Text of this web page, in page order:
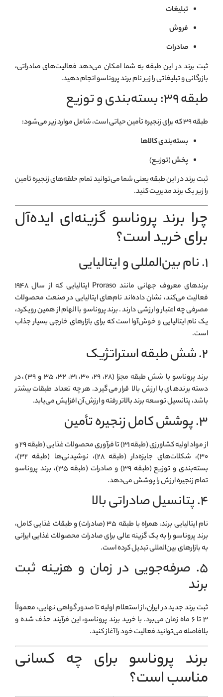
تبليغات
فروش
صادرات
ثبت برند در این طبقه به شما امکان می‌دهد فعالیت‌های صادراتی،
بازرگانی و تبلیغاتی را زیر نام برند پروناسو انجام دهید.
طبقه ۳۹: بسته‌بندی و توزیع
طبقه ۳۹ که برای زنجیره تأمین حیاتی است، شامل موارد زیر می‌شود:
بسته‌بندی کالاها
پخش(توزیع)
ثبت برند در این طبقه یعنی شما می‌توانید تمام حلقه‌های زنجیره تأمین
را زیر یک برند مدیریت کنید.
چرا برند پروناسو گزینه‌ای ایده‌آل
برای خرید است؟
۱. نام بین‌المللی و ایتالیایی
برندهای معروف جهانی مانند Proraso ایتالیایی که از سال ۱۹۴۸
فعالیت می‌کند، نشان داده‌اند نام‌های ایتالیایی در صنعت محصولات
مصرفی چه اعتبار و ارزشی دارند. برند پروناسو با الهام از همین رویکرد،
یک نام ایتالیایی و خوش‌آوا است که برای بازارهای خارجی بسیار جذاب
است.
۲. شش طبقه استراتژیک
برند پروناسو با شش طبقه مجزا (۲۸، ۲۹، ۳۰، ۳۱، ۳۲، ۳۵ و ۳۹)، در
دسته برندهای با ارزش بالا قرار می‌گیرد. هر چه تعداد طبقات بیشتر
باشد، پتانسیل توسعه برند بالاتر رفته و ارزش آن افزایش می‌یابد.
۳. پوشش کامل زنجیره تأمین
از مواد اولیه کشاورزی (طبقه ۳۱) تا فرآوری محصولات غذایی (طبقه ۲۹ و
۳۰)، شکلات‌های جایزه‌دار (طبقه ۲۸)، نوشیدنی‌ها (طبقه ۳۲)،
بسته‌بندی و توزیع (طبقه ۳۹) و صادرات (طبقه ۳۵)، برند پروناسو
تمام زنجیره ارزش را پوشش می‌دهد.
۴. پتانسیل صادراتی بالا
نام ایتالیایی برند، همراه با طبقه ۳۵ (صادرات) و طبقات غذایی کامل،
برند پروناسو را به یک گزینه عالی برای صادرات محصولات غذایی ایرانی
به بازارهای بین‌المللی تبدیل کرده است.
۵. صرفه‌جویی در زمان و هزینه ثبت
برند
ثبت برند جدید در ایران، از استعلام اولیه تا صدور گواهی نهایی، معمولاً
۳ تا ۶ ماه زمان می‌برد. با خرید برند پروناسو، این فرآیند حذف شده و
بلافاصله می‌توانید فعالیت خود را آغاز کنید.
برند پروناسو برای چه کسانی
مناسب است؟